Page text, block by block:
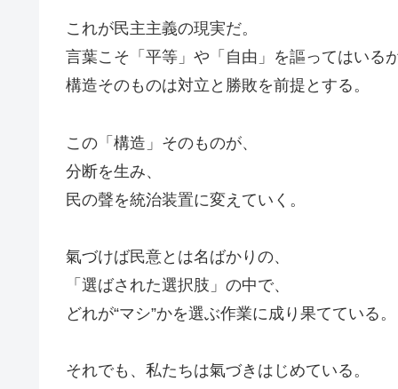
これが民主主義の現実だ。
言葉こそ「平等」や「自由」を謳ってはいる
構造そのものは対立と勝敗を前提とする。
この「構造」そのものが、
分断を生み、
民の聲を統治装置に変えていく。
氣づけば民意とは名ばかりの、
「選ばされた選択肢」の中で、
どれが“マシ”かを選ぶ作業に成り果てている。
それでも、私たちは氣づきはじめている。